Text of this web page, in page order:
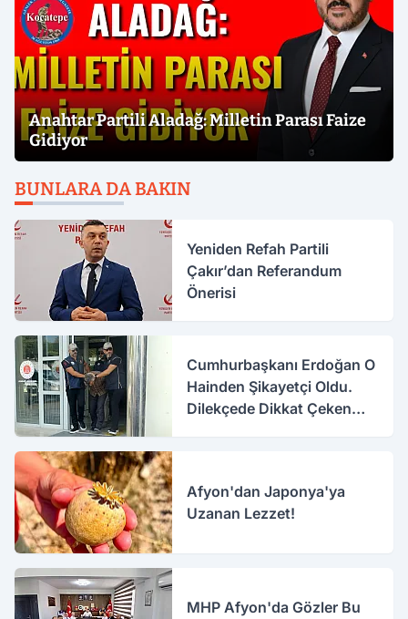
Anahtar Partili Aladağ: Milletin Parası Faize
Gidiyor
BUNLARA DA BAKIN
Yeniden Refah Partili
Çakır’dan Referandum
Önerisi
Cumhurbaşkanı Erdoğan O
Hainden Şikayetçi Oldu.
Dilekçede Dikkat Çeken
Afyon'dan Japonya'ya
Uzanan Lezzet!
MHP Afyon'da Gözler Bu